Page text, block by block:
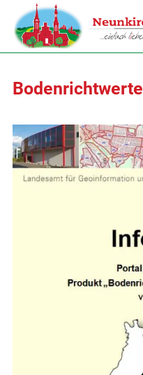
Bodenrichtwerte